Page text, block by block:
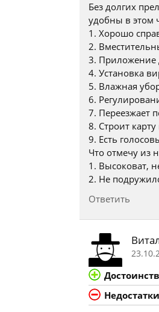
Без долгих
удобны в этом
1. Хорошо
2.
3. Приложение
4. Установка
5. Влажная
6.
7. Переезжает
8. Строит
9. Есть
Что отмечу из
1. Высоковат,
2. Не
Ответить